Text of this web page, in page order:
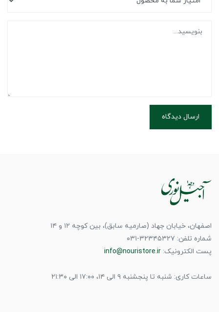
ارسال دیدگاه
اصفهان، خیابان جهاد (صارمیه سابق)، بین کوچه ۱۲ و ۱۴
شماره تلفن: ۳۲۳۴۵۳۲۷-۰۳۱
پست الکترونیک: info@nouristore.ir
ساعات کاری: شنبه تا پنجشنبه ۹ الی ۱۴، ۱۷:۰۰ الی ۲۱:۳۰